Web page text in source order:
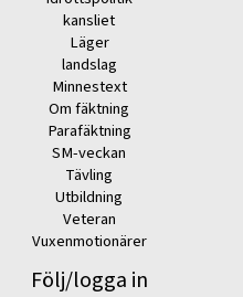
kansliet
Läger
landslag
Minnestext
Om fäktning
Parafäktning
SM-veckan
Tävling
Utbildning
Veteran
Vuxenmotionärer
Följ/logga in